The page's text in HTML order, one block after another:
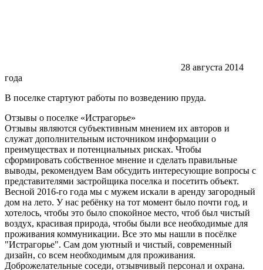
28 августа 2014
года
В поселке стартуют работы по возведению пруда.
Отзывы о поселке «Истрагорье»
Отзывы являются субъективным мнением их авторов и
служат дополнительным источником информации о
преимуществах и потенциальных рисках. Чтобы
сформировать собственное мнение и сделать правильные
выводы, рекомендуем Вам обсудить интересующие вопросы с
представителями застройщика поселка и посетить объект.
Весной 2016-го года мы с мужем искали в аренду загородный
дом на лето. У нас ребёнку на тот момент было почти год, и
хотелось, чтобы это было спокойное место, чтоб был чистый
воздух, красивая природа, чтобы были все необходимые для
проживания коммуникации. Все это мы нашли в посёлке
"Истрагорье". Сам дом уютный и чистый, современный
дизайн, со всем необходимым для проживания.
Доброжелательные соседи, отзывчивый персонал и охрана.